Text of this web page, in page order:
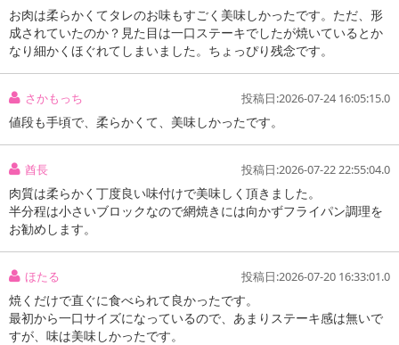
お肉は柔らかくてタレのお味もすごく美味しかったです。ただ、形
成されていたのか？見た目は一口ステーキでしたが焼いているとか
なり細かくほぐれてしまいました。ちょっぴり残念です。
さかもっち 投稿日:2026-07-24 16:05:15.0
値段も手頃で、柔らかくて、美味しかったです。
酋長 投稿日:2026-07-22 22:55:04.0
肉質は柔らかく丁度良い味付けで美味しく頂きました。
半分程は小さいブロックなので網焼きには向かずフライパン調理を
お勧めします。
ほたる 投稿日:2026-07-20 16:33:01.0
焼くだけで直ぐに食べられて良かったです。
最初から一口サイズになっているので、あまりステーキ感は無いで
すが、味は美味しかったです。